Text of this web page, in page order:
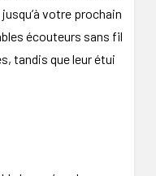
votre prochain
écouteurs sans fil
tandis que leur étui